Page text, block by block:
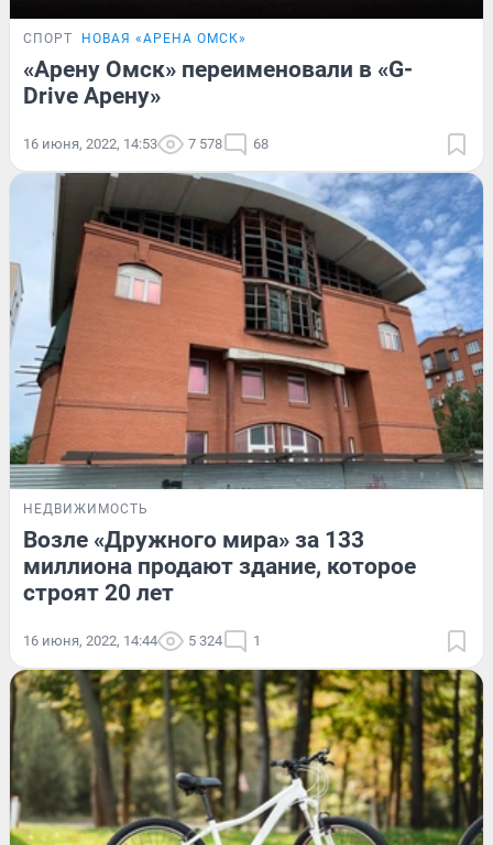
СПОРТ НОВАЯ «АРЕНА ОМСК»
«Арену Омск» переименовали в «G-
Drive Арену»
16 июня, 2022, 14:53 7 578 68
НЕДВИЖИМОСТЬ
Возле «Дружного мира» за 133
миллиона продают здание, которое
строят 20 лет
16 июня, 2022, 14:44 5 324 1